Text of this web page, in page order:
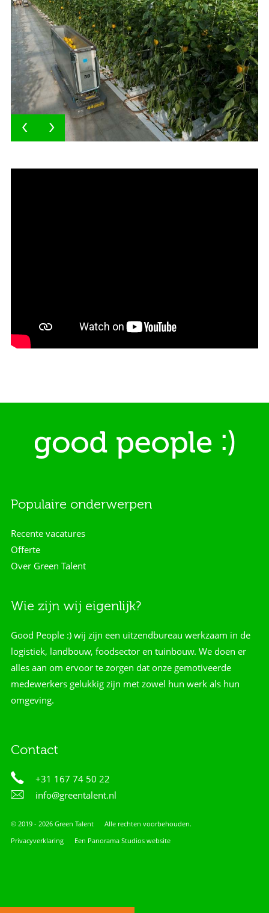
Populaire onderwerpen
Recente vacatures
Offerte
Over Green Talent
Wie zijn wij eigenlijk?
Good People :) wij zijn een uitzendbureau werkzaam in de
logistiek, landbouw, foodsector en tuinbouw. We doen er
alles aan om ervoor te zorgen dat onze gemotiveerde
medewerkers gelukkig zijn met zowel hun werk als hun
omgeving.
Contact
+31 167 74 50 22
info@greentalent.nl
© 2019 - 2026 Green Talent
Alle rechten voorbehouden.
Privacyverklaring
Een Panorama Studios website